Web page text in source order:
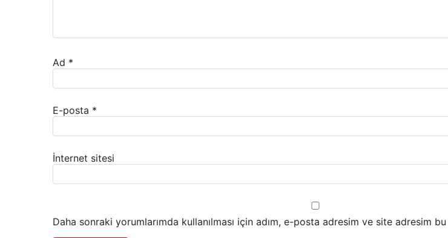
Ad *
E-posta *
İnternet sitesi
Daha sonraki yorumlarımda kullanılması için adım, e-posta adresim ve site adresim